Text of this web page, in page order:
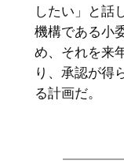
したい」と話
機構である小
め、それを来
り、承認が得
る計画だ。